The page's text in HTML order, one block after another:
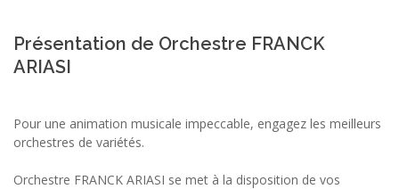
Présentation de Orchestre FRANCK
ARIASI
Pour une animation musicale impeccable, engagez les meilleurs
orchestres de variétés.
Orchestre FRANCK ARIASI se met à la disposition de vos